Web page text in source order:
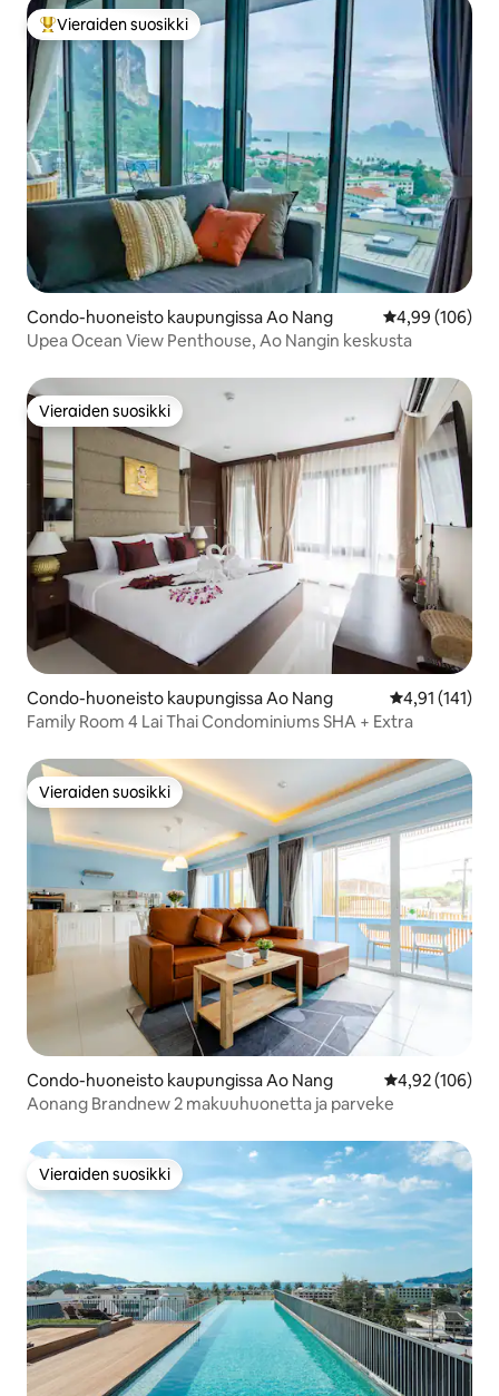
Vieraiden suosikkien parhaimmistoa
Vieraiden suosikki
Condo-huoneisto kaupungissa Ao Nang
4,99 (106)
Upea Ocean View Penthouse, Ao Nangin keskusta
Vieraiden suosikki
Vieraiden suosikki
Condo-huoneisto kaupungissa Ao Nang
4,91 (141)
Family Room 4 Lai Thai Condominiums SHA + Extra
Vieraiden suosikki
Vieraiden suosikki
Condo-huoneisto kaupungissa Ao Nang
4,92 (106)
Aonang Brandnew 2 makuuhuonetta ja parveke
Vieraiden suosikki
Vieraiden suosikki